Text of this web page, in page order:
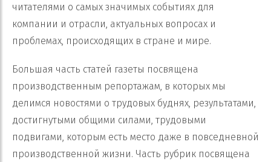
читателями о самых значимых событиях для
компании и отрасли, актуальных вопросах и
проблемах, происходящих в стране и мире.
Большая часть статей газеты посвящена
производственным репортажам, в которых мы
делимся новостями о трудовых буднях, результатами,
достигнутыми общими силами, трудовыми
подвигами, которым есть место даже в повседневной
производственной жизни. Часть рубрик посвящена